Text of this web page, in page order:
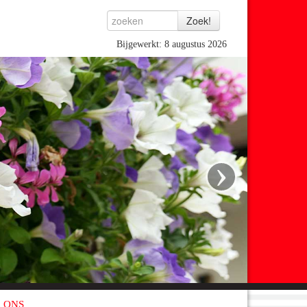
Bijgewerkt: 8 augustus 2026
›
ONS